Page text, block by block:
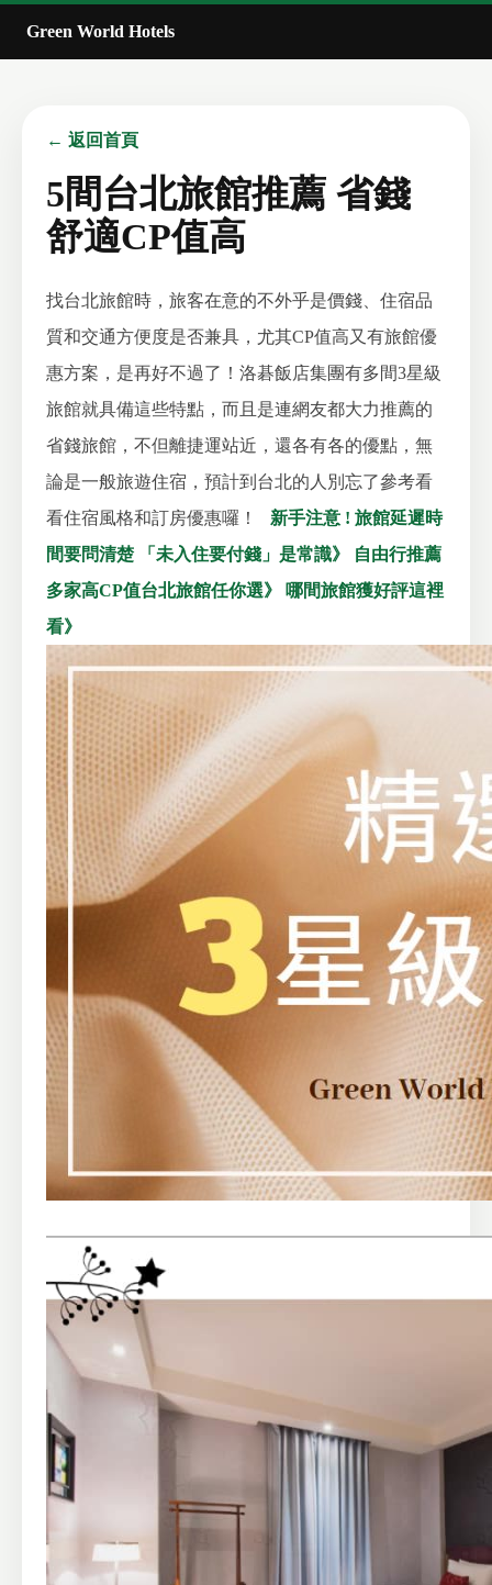
Green World Hotels
← 返回首頁
5間台北旅館推薦 省錢
舒適CP值高
找台北旅館時，旅客在意的不外乎是價錢、住宿品
質和交通方便度是否兼具，尤其CP值高又有旅館優
惠方案，是再好不過了！洛碁飯店集團有多間3星級
旅館就具備這些特點，而且是連網友都大力推薦的
省錢旅館，不但離捷運站近，還各有各的優點，無
論是一般旅遊住宿，預計到台北的人別忘了參考看
看住宿風格和訂房優惠囉！
新手注意 ! 旅館延遲時
間要問清楚 「未入住要付錢」是常識》
自由行推薦
多家高CP值台北旅館任你選》
哪間旅館獲好評這裡
看》